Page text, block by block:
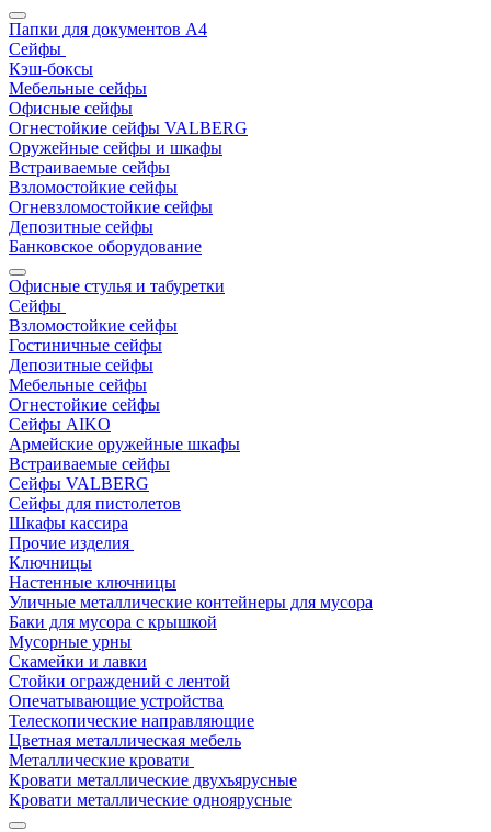
Папки для документов A4
Сейфы
Кэш-боксы
Мебельные сейфы
Офисные сейфы
Огнестойкие сейфы VALBERG
Оружейные сейфы и шкафы
Встраиваемые сейфы
Взломостойкие сейфы
Огневзломостойкие сейфы
Депозитные сейфы
Банковское оборудование
Офисные стулья и табуретки
Сейфы
Взломостойкие сейфы
Гостиничные сейфы
Депозитные сейфы
Мебельные сейфы
Огнестойкие сейфы
Сейфы AIKO
Армейские оружейные шкафы
Встраиваемые сейфы
Сейфы VALBERG
Сейфы для пистолетов
Шкафы кассира
Прочие изделия
Ключницы
Настенные ключницы
Уличные металлические контейнеры для мусора
Баки для мусора с крышкой
Мусорные урны
Скамейки и лавки
Стойки ограждений с лентой
Опечатывающие устройства
Телескопические направляющие
Цветная металлическая мебель
Металлические кровати
Кровати металлические двухъярусные
Кровати металлические одноярусные